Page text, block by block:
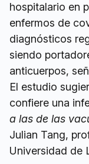
hospitalario en
enfermos de
diagnósticos
siendo
anticuerpos,
El estudio
confiere una
a las de las
Julian Tang,
Universidad de